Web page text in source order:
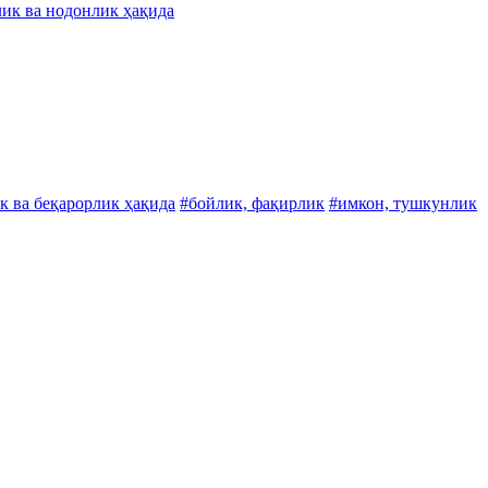
ва нодонлик ҳақида
ва беқарорлик ҳақида #бойлик, фақирлик #имкон, тушкунлик